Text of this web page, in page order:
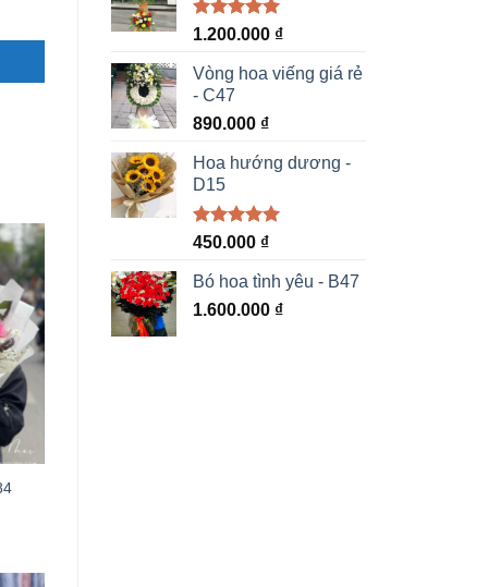
Được xếp
5 sao
1.200.000 ₫
Vòng hoa viếng giá rẻ
- C47
890.000 ₫
Hoa hướng dương -
D15
Được xếp
5 sao
450.000 ₫
Bó hoa tình yêu - B47
1.600.000 ₫